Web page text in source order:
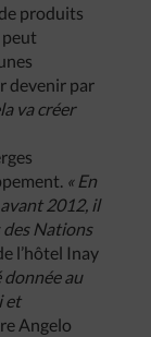
produits
peut
devenir par
va créer
« En
2012, il
des Nations
l’hôtel Inay
donnée au
et
Angelo